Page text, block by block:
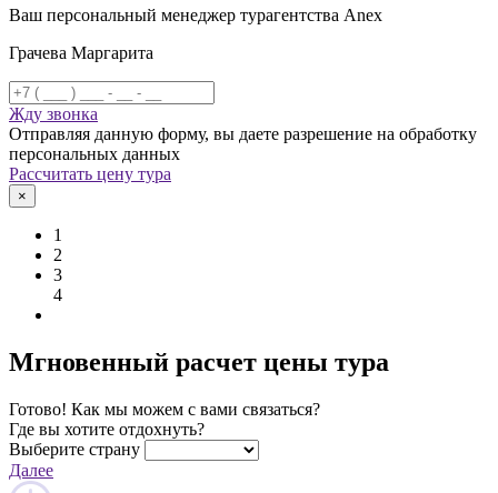
Ваш персональный менеджер турагентства Anex
Грачева Маргарита
Жду звонка
Отправляя данную форму, вы даете разрешение на обработку
персональных данных
Рассчитать цену тура
×
1
2
3
4
Мгновенный расчет цены тура
Готово! Как мы можем с вами связаться?
Где вы хотите отдохнуть?
Выберите страну
Далее